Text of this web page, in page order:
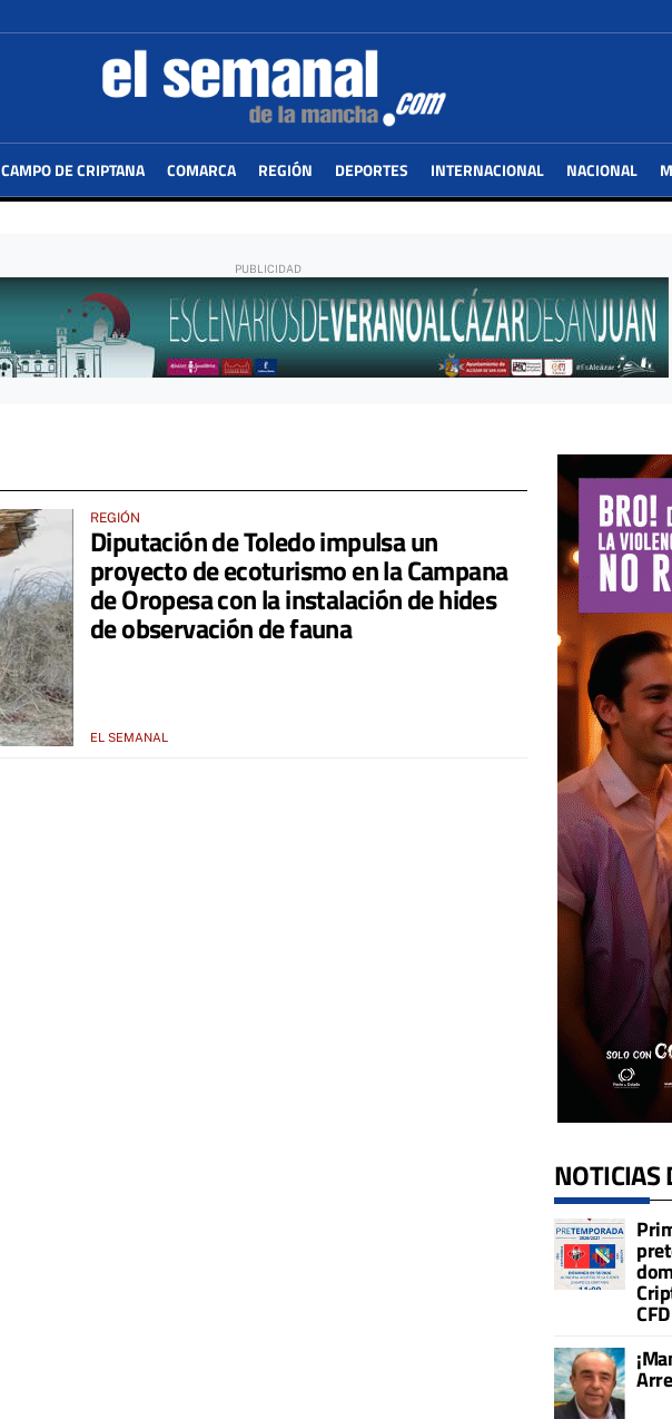
CAMPO DE CRIPTANA COMARCA REGIÓN DEPORTES INTERNACIONAL NACIONAL
REGIÓN
Diputación de Toledo impulsa un
proyecto de ecoturismo en la Campana
de Oropesa con la instalación de hides
de observación de fauna
EL SEMANAL
NOTICIAS
CFD